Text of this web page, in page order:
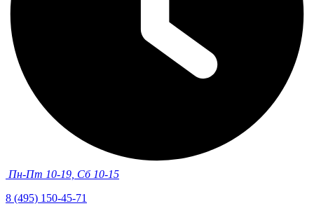
Пн-Пт 10-19, Сб 10-15
8 (495) 150-45-71